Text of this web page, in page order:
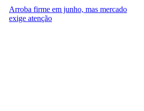
Arroba firme em junho, mas mercado
exige atenção